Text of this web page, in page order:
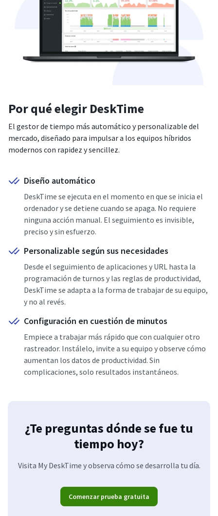
Por qué elegir DeskTime
El gestor de tiempo más automático y personalizable del
mercado, diseñado para impulsar a los equipos híbridos
modernos con rapidez y sencillez.
Diseño automático
DeskTime se ejecuta en el momento en que se inicia el
ordenador y se detiene cuando se apaga. No requiere
ninguna acción manual. El seguimiento es invisible,
preciso y sin esfuerzo.
Personalizable según sus necesidades
Desde el seguimiento de aplicaciones y URL hasta la
programación de turnos y las reglas de productividad,
DeskTime se adapta a la forma de trabajar de su equipo,
y no al revés.
Configuración en cuestión de minutos
Empiece a trabajar más rápido que con cualquier otro
rastreador. Instálelo, invite a su equipo y observe cómo
aumentan los datos de productividad. Sin
complicaciones, solo resultados instantáneos.
¿Te preguntas dónde se fue tu
tiempo hoy?
Visita My DeskTime y observa cómo se desarrolla tu día.
Comenzar prueba gratuita